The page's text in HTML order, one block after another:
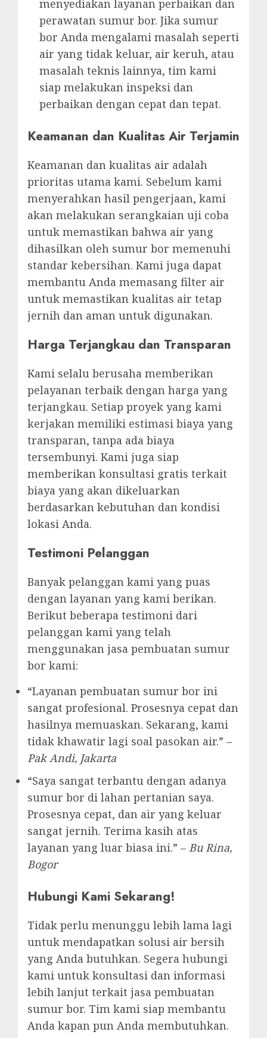
menyediakan layanan perbaikan dan
perawatan sumur bor. Jika sumur
bor Anda mengalami masalah seperti
air yang tidak keluar, air keruh, atau
masalah teknis lainnya, tim kami
siap melakukan inspeksi dan
perbaikan dengan cepat dan tepat.
Keamanan dan Kualitas Air Terjamin
Keamanan dan kualitas air adalah
prioritas utama kami. Sebelum kami
menyerahkan hasil pengerjaan, kami
akan melakukan serangkaian uji coba
untuk memastikan bahwa air yang
dihasilkan oleh sumur bor memenuhi
standar kebersihan. Kami juga dapat
membantu Anda memasang filter air
untuk memastikan kualitas air tetap
jernih dan aman untuk digunakan.
Harga Terjangkau dan Transparan
Kami selalu berusaha memberikan
pelayanan terbaik dengan harga yang
terjangkau. Setiap proyek yang kami
kerjakan memiliki estimasi biaya yang
transparan, tanpa ada biaya
tersembunyi. Kami juga siap
memberikan konsultasi gratis terkait
biaya yang akan dikeluarkan
berdasarkan kebutuhan dan kondisi
lokasi Anda.
Testimoni Pelanggan
Banyak pelanggan kami yang puas
dengan layanan yang kami berikan.
Berikut beberapa testimoni dari
pelanggan kami yang telah
menggunakan jasa pembuatan sumur
bor kami:
“Layanan pembuatan sumur bor ini
sangat profesional. Prosesnya cepat dan
hasilnya memuaskan. Sekarang, kami
tidak khawatir lagi soal pasokan air.” –
Pak Andi, Jakarta
“Saya sangat terbantu dengan adanya
sumur bor di lahan pertanian saya.
Prosesnya cepat, dan air yang keluar
sangat jernih. Terima kasih atas
layanan yang luar biasa ini.” – Bu Rina,
Bogor
Hubungi Kami Sekarang!
Tidak perlu menunggu lebih lama lagi
untuk mendapatkan solusi air bersih
yang Anda butuhkan. Segera hubungi
kami untuk konsultasi dan informasi
lebih lanjut terkait jasa pembuatan
sumur bor. Tim kami siap membantu
Anda kapan pun Anda membutuhkan.